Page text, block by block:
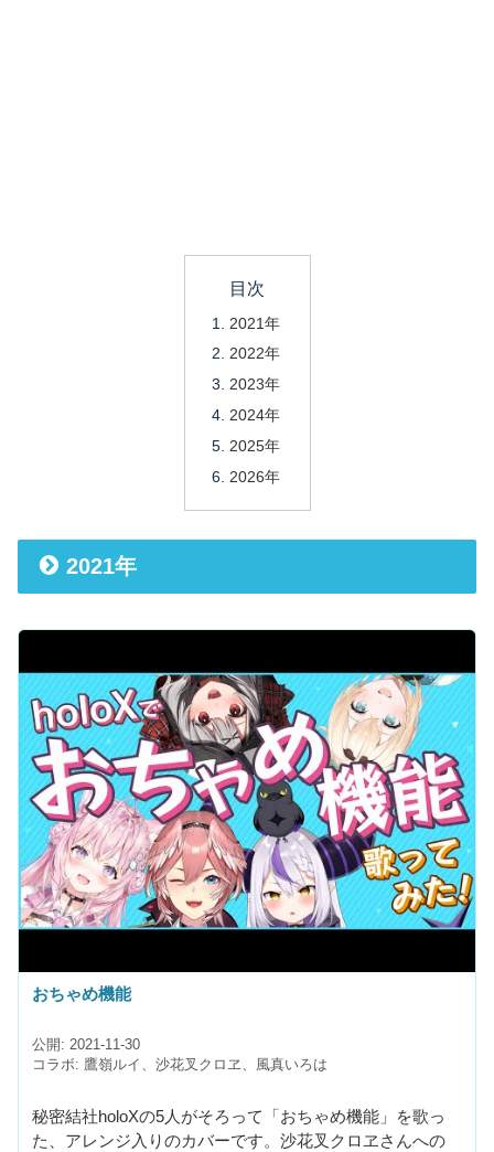
目次
2021年
2022年
2023年
2024年
2025年
2026年
2021年
おちゃめ機能
公開: 2021-11-30
コラボ: 鷹嶺ルイ、沙花叉クロヱ、風真いろは
秘密結社holoXの5人がそろって「おちゃめ機能」を歌っ
た、アレンジ入りのカバーです。沙花叉クロヱさんへの